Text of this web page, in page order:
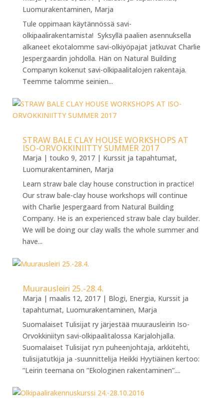
Luomurakentaminen, Marja
Tule oppimaan käytännössä savi-
olkipaalirakentamista! Syksyllä paalien asennuksella
alkaneet ekotalomme savi-olkiyöpajat jatkuvat Charlie
Jespergaardin johdolla. Hän on Natural Building
Companyn kokenut savi-olkipaalitalojen rakentaja.
Teemme talomme seinien...
STRAW BALE CLAY HOUSE WORKSHOPS AT
ISO-ORVOKKINIITTY SUMMER 2017
Marja | touko 9, 2017| Kurssit ja tapahtumat,
Luomurakentaminen, Marja
Learn straw bale clay house construction in practice!
Our straw bale-clay house workshops will continue
with Charlie Jespergaard from Natural Building
Company. He is an experienced straw bale clay builder.
We will be doing our clay walls the whole summer and
have...
Muurausleiri 25.-28.4.
Marja | maalis 12, 2017| Blogi, Energia, Kurssit ja
tapahtumat, Luomurakentaminen, Marja
Suomalaiset Tulisijat ry järjestää muurausleirin Iso-
Orvokkiniityn savi-olkipaalitalossa Karjalohjalla.
Suomalaiset Tulisijat ry:n puheenjohtaja, arkkitehti,
tulisijatutkija ja -suunnittelija Heikki Hyytiäinen kertoo:
”Leirin teemana on ”Ekologinen rakentaminen”....